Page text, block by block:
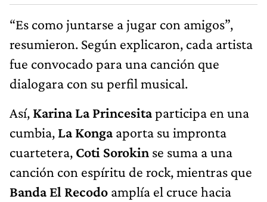
“Es como juntarse a jugar con amigos”,
resumieron. Según explicaron, cada artista
fue convocado para una canción que
dialogara con su perfil musical.
Así, Karina La Princesitaparticipa en una
cumbia, La Kongaaporta su impronta
cuartetera, Coti Sorokin se suma a una
canción con espíritu de rock, mientras que
Banda El Recodo amplía el cruce hacia